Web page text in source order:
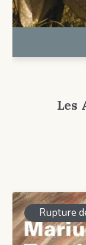
Les
Rupture